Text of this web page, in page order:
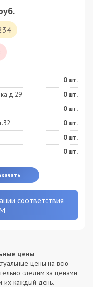
0шт.
д.29
0шт.
0шт.
0шт.
0шт.
0шт.
соответствия
цены
цены на всю
следим за ценами
их каждый день.